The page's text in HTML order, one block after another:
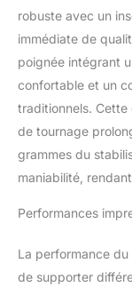
robuste avec un
immédiate de
poignée intégrant
confortable et un
traditionnels. Cette
de tournage
grammes du
maniabilité,
Performances
La performance
de supporter